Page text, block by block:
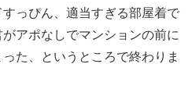
っぴん、適当すぎる部屋着で
アポなしでマンションの前に
た、というところで終わりま